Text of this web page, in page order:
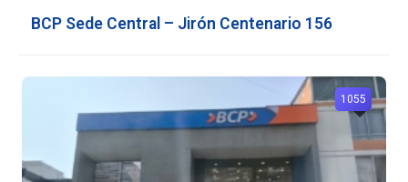
BCP Sede Central – Jirón Centenario 156
1055